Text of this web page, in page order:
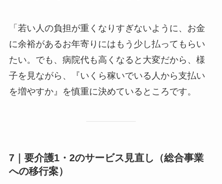
「若い人の負担が重くなりすぎないように、お金
に余裕があるお年寄りにはもう少し払ってもらい
たい。でも、病院代も高くなると大変だから、様
子を見ながら、『いくら稼いでいる人から支払い
を増やすか』を慎重に決めているところです。
7｜要介護1・2のサービス見直し（総合事業
への移行案）